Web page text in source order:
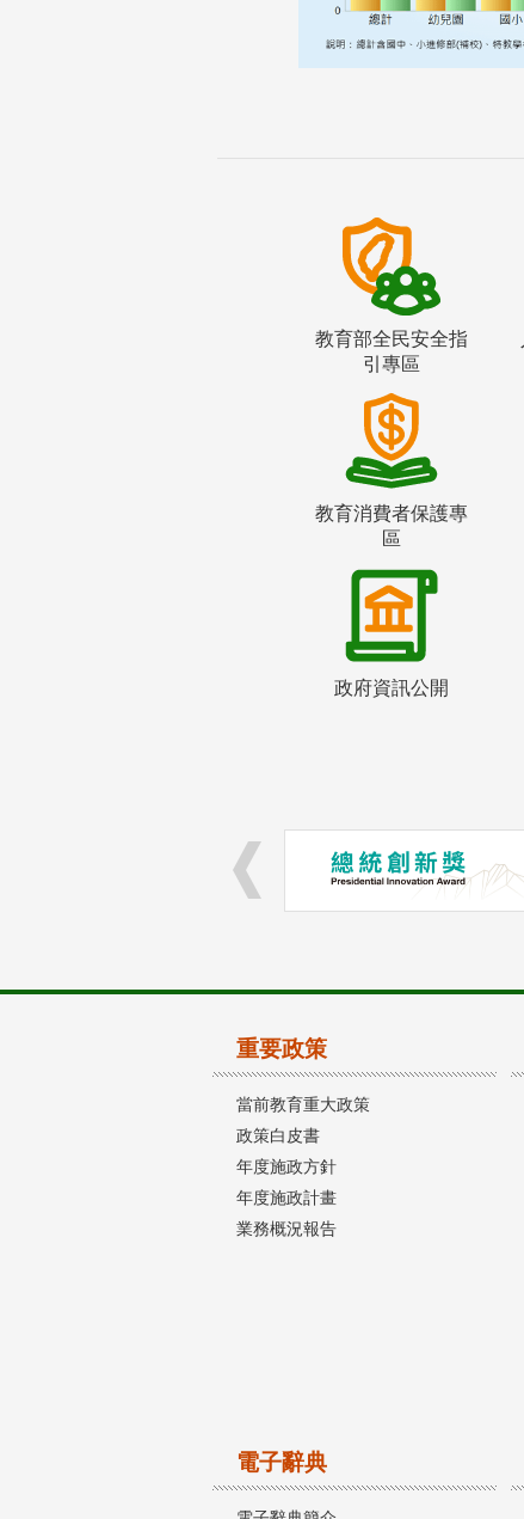
教育部全民安全指
引專區
教育消費者保護專
區
政府資訊公開
重要政策
當前教育重大政策
政策白皮書
年度施政方針
年度施政計畫
業務概況報告
電子辭典